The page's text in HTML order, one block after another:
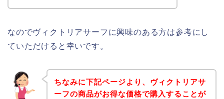
なのでヴィクトリアサーフに興味のある方は参考にし
ていただけると幸いです。
ちなみに下記ページより、ヴィクトリアサ
ーフの商品がお得な価格で購入することが